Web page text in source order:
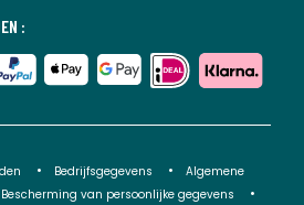
:
Bedrijfsgegevens
Algemene
Bescherming van persoonlijke gegevens